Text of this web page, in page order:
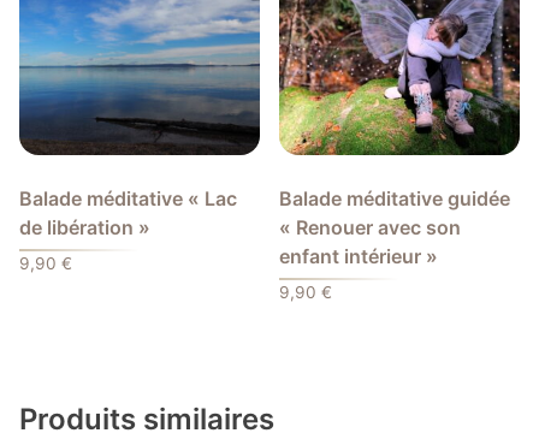
Balade méditative « Lac
de libération »
9,90 €
Balade méditative guidée
« Renouer avec son
enfant intérieur »
9,90€
Produits similaires